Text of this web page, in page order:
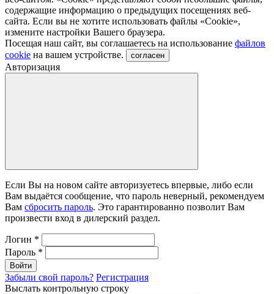
содержащие информацию о предыдущих посещениях веб-
сайта. Если вы не хотите использовать файлы «Сookie»,
измените настройки Вашего браузера.
Посещая наш сайт, вы соглашаетесь на использование файлов
cookie на вашем устройстве. согласен
Авторизация
Если Вы на новом сайте авторизуетесь впервые, либо если
Вам выдаётся сообщение, что пароль неверный, рекомендуем
Вам сбросить пароль. Это гарантированно позволит Вам
произвести вход в дилерский раздел.
Логин *
Пароль *
Войти
Забыли свой пароль? Регистрация
Выслать контрольную строку